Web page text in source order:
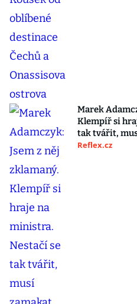
Marek
Klempíř si
tak tvářit,
Reflex.cz